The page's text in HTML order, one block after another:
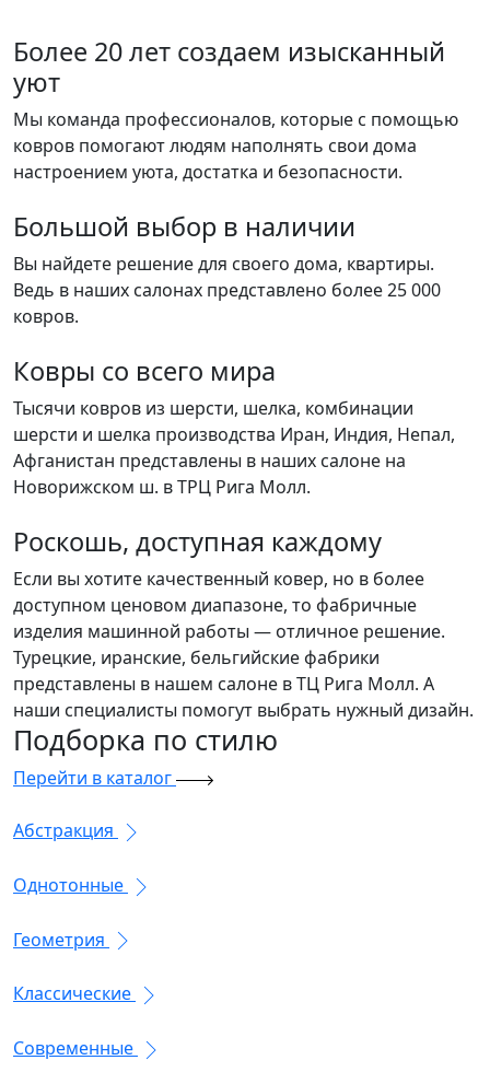
Более 20 лет создаем изысканный
уют
Мы команда профессионалов, которые с помощью
ковров помогают людям наполнять свои дома
настроением уюта, достатка и безопасности.
Большой выбор в наличии
Вы найдете решение для своего дома, квартиры.
Ведь в наших салонах представлено более 25 000
ковров.
Ковры со всего мира
Тысячи ковров из шерсти, шелка, комбинации
шерсти и шелка производства Иран, Индия, Непал,
Афганистан представлены в наших салоне на
Новорижском ш. в ТРЦ Рига Молл.
Роскошь, доступная каждому
Если вы хотите качественный ковер, но в более
доступном ценовом диапазоне, то фабричные
изделия машинной работы — отличное решение.
Турецкие, иранские, бельгийские фабрики
представлены в нашем салоне в ТЦ Рига Молл. А
наши специалисты помогут выбрать нужный дизайн.
Подборка по стилю
Перейти в каталог
Абстракция
Однотонные
Геометрия
Классические
Современные